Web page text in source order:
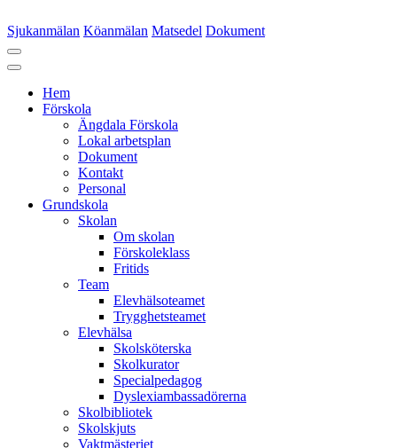
Sjukanmälan Köanmälan Matsedel Dokument
Hem
Förskola
Ängdala Förskola
Lokal arbetsplan
Dokument
Kontakt
Personal
Grundskola
Skolan
Om skolan
Förskoleklass
Fritids
Team
Elevhälsoteamet
Trygghetsteamet
Elevhälsa
Skolsköterska
Skolkurator
Specialpedagog
Dyslexiambassadörerna
Skolbibliotek
Skolskjuts
Vaktmästeriet